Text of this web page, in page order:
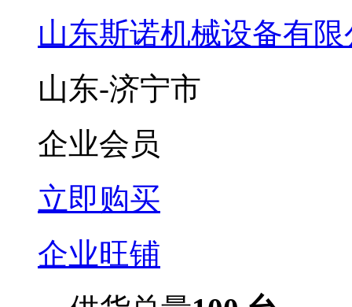
山东斯诺机械设备有
山东-济宁市
企业会员
立即购买
企业旺铺